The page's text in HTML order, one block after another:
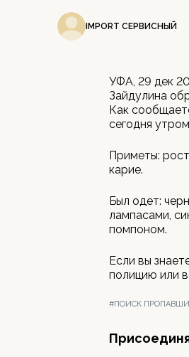
IMPORT СЕРВИСНЫЙ
УФА, 29 дек
Зайдулина
Как
сегодня
Приметы:
карие.
Был одет:
лампасами,
помпоном.
Если вы
полицию или
#ПОИСК